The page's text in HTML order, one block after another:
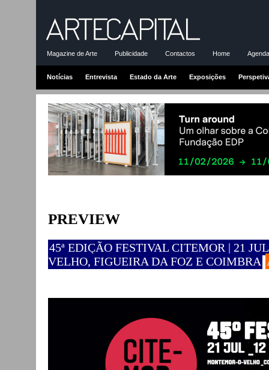
Magazine de Arte Publicidade Contactos Home
Notícias Entrevista Estado da Arte Exposições
PREVIEW
45ª EDIÇÃO FESTIVAL CITEMOR | 21
VELHO, FIGUEIRA DA FOZ E COIMBRA